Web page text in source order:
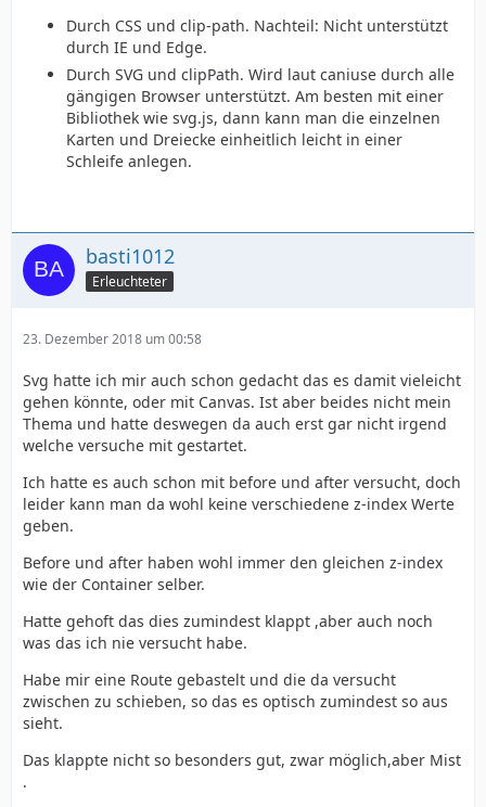
Durch CSS und clip-path. Nachteil: Nicht unterstützt
durch IE und Edge.
Durch SVG und clipPath. Wird laut caniuse durch alle
gängigen Browser unterstützt. Am besten mit einer
Bibliothek wie svg.js, dann kann man die einzelnen
Karten und Dreiecke einheitlich leicht in einer
Schleife anlegen.
basti1012
Erleuchteter
23. Dezember 2018 um 00:58
Svg hatte ich mir auch schon gedacht das es damit vieleicht
gehen könnte, oder mit Canvas. Ist aber beides nicht mein
Thema und hatte deswegen da auch erst gar nicht irgend
welche versuche mit gestartet.
Ich hatte es auch schon mit before und after versucht, doch
leider kann man da wohl keine verschiedene z-index Werte
geben.
Before und after haben wohl immer den gleichen z-index
wie der Container selber.
Hatte gehoft das dies zumindest klappt ,aber auch noch
was das ich nie versucht habe.
Habe mir eine Route gebastelt und die da versucht
zwischen zu schieben, so das es optisch zumindest so aus
sieht.
Das klappte nicht so besonders gut, zwar möglich,aber Mist
.